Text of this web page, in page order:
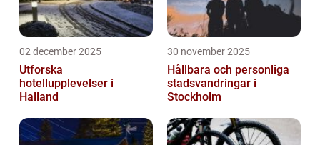
02 december 2025
Utforska
hotellupplevelser i
Halland
30 november 2025
Hållbara och personliga
stadsvandringar i
Stockholm